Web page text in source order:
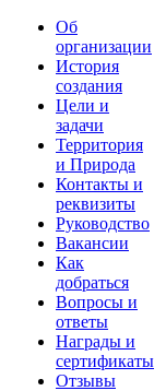
Об
организации
История
создания
Цели и
задачи
Территория
и Природа
Контакты и
реквизиты
Руководство
Вакансии
Как
добраться
Вопросы и
ответы
Награды и
сертификаты
Отзывы